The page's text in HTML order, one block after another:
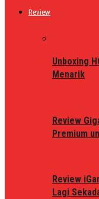
Review
Unboxing
Menarik
Review
Premium
Review
Lagi